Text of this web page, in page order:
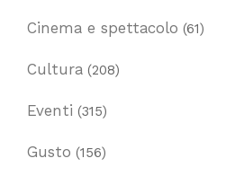
Cinema e spettacolo (61)
Cultura (208)
Eventi (315)
Gusto (156)